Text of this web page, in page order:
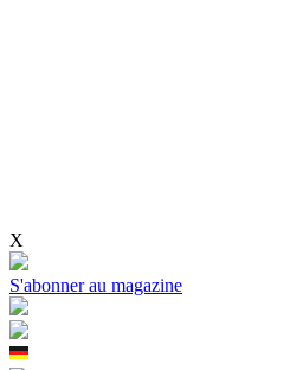
X
S'abonner au magazine